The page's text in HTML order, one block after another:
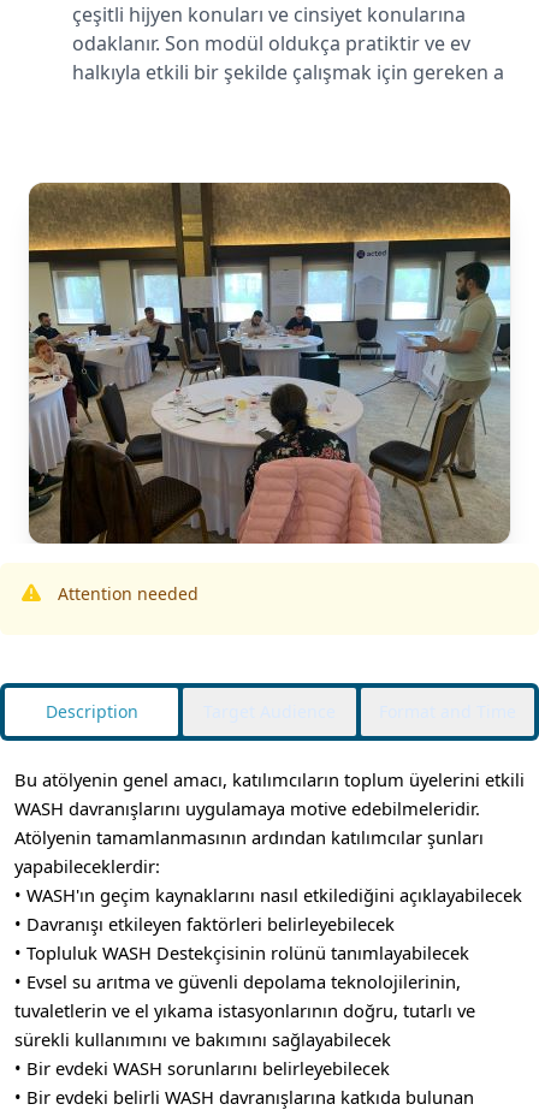
çeşitli hijyen konuları ve cinsiyet konularına
odaklanır. Son modül oldukça pratiktir ve ev
halkıyla etkili bir şekilde çalışmak için gereken a
Attention needed
Description
Bu atölyenin genel amacı, katılımcıların toplum üyelerini etkili
WASH davranışlarını uygulamaya motive edebilmeleridir.
Atölyenin tamamlanmasının ardından katılımcılar şunları
yapabileceklerdir:
• WASH'ın geçim kaynaklarını nasıl etkilediğini açıklayabilecek
• Davranışı etkileyen faktörleri belirleyebilecek
• Topluluk WASH Destekçisinin rolünü tanımlayabilecek
• Evsel su arıtma ve güvenli depolama teknolojilerinin,
tuvaletlerin ve el yıkama istasyonlarının doğru, tutarlı ve
sürekli kullanımını ve bakımını sağlayabilecek
• Bir evdeki WASH sorunlarını belirleyebilecek
• Bir evdeki belirli WASH davranışlarına katkıda bulunan